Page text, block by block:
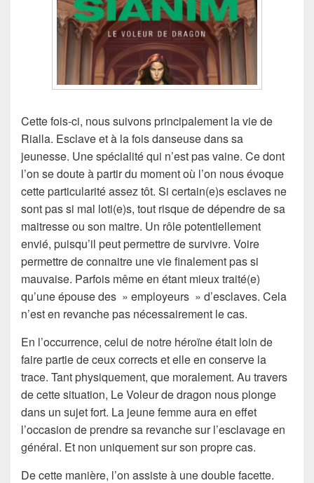
Cette fois-ci, nous suivons principalement la vie de
Rialla. Esclave et à la fois danseuse dans sa
jeunesse. Une spécialité qui n’est pas vaine. Ce dont
l’on se doute à partir du moment où l’on nous évoque
cette particularité assez tôt. Si certain(e)s esclaves ne
sont pas si mal loti(e)s, tout risque de dépendre de sa
maitresse ou son maitre. Un rôle potentiellement
envié, puisqu’il peut permettre de survivre. Voire
permettre de connaitre une vie finalement pas si
mauvaise. Parfois même en étant mieux traité(e)
qu’une épouse des » employeurs » d’esclaves. Cela
n’est en revanche pas nécessairement le cas.
En l’occurrence, celui de notre héroïne était loin de
faire partie de ceux corrects et elle en conserve la
trace. Tant physiquement, que moralement. Au travers
de cette situation, Le Voleur de dragon nous plonge
dans un sujet fort. La jeune femme aura en effet
l’occasion de prendre sa revanche sur l’esclavage en
général. Et non uniquement sur son propre cas.
De cette manière, l’on assiste à une double facette.